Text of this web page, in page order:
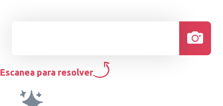
Escanea para resolver